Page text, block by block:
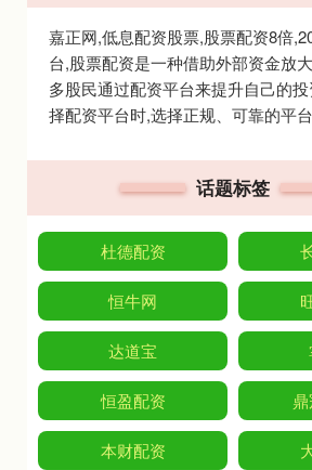
嘉正网,低息配资股票,股票配资8倍
台,股票配资是一种借助外部资金放
多股民通过配资平台来提升自己的
择配资平台时,选择正规、可靠的平台
话题标签
杜德配资
恒牛网
达道宝
恒盈配资
本财配资